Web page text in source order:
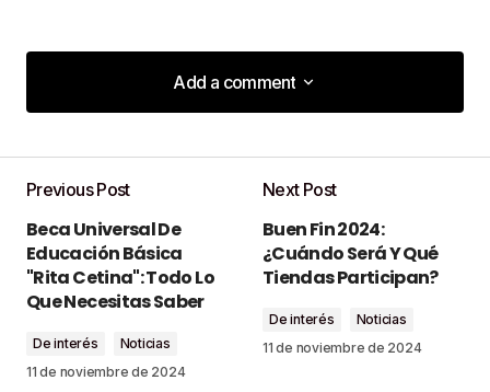
Add a comment
Add a comment
publicada. Los campos obligatorios están
marcados con*
Previous Post
Beca Universal De
Educación Básica
"Rita Cetina": Todo Lo
Que Necesitas Saber
De interés
Noticias
11 de noviembre de 2024
Next Post
Buen Fin 2024:
¿Cuándo Será Y Qué
Tiendas Participan?
De interés
Noticias
11 de noviembre de 2024